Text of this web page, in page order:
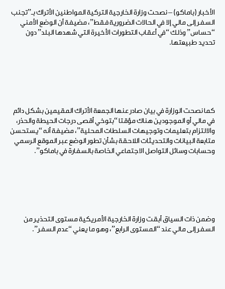
الأخبار (باماكو) – نصحت وزارة الخارجية التركية المواطنين الأتراك بـ”تجنب
السفر إلى مالي إلا في الحالات الضرورية فقط”، مضيفة أن الوضع الأمني
“حساس” وذلك “في أعقاب التطورات الأخيرة التي شهدها البلد” دون
تحديد طبيعتها.
كما نصحت الوزارة في بيان صادر عنها الجمعة الأتراك المقيمين بشكل دائم
في مالي أو الموجودين هناك مؤقتا “بتوخي أقصى درجات الحيطة والحذر،
والالتزام بتعليمات وتوجيهات السلطات المحلية”، مضيفة أنه “يستحسن
متابعة البيانات والتحديثات اللاحقة بشأن تطور الوضع عبر الموقع الرسمي
وحسابات وسائل التواصل الاجتماعي الخاصة بالسفارة في باماكو”.
وضمن ذات السياق أبقت وزارة الخارجية الأمريكية مستوى التحذير من
السفر إلى مالي عند “المستوى الرابع”، وهو ما يعني “عدم السفر”.